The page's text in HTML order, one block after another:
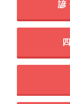
諺